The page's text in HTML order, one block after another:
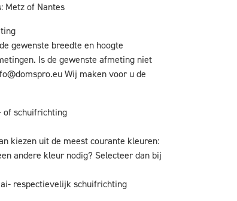
Metz of Nantes
gewenste breedte en hoogte
Is de gewenste afmeting niet
Wij maken voor u de
of schuifrichting
kiezen uit de meest courante kleuren:
andere kleur nodig? Selecteer dan bij
respectievelijk schuifrichting